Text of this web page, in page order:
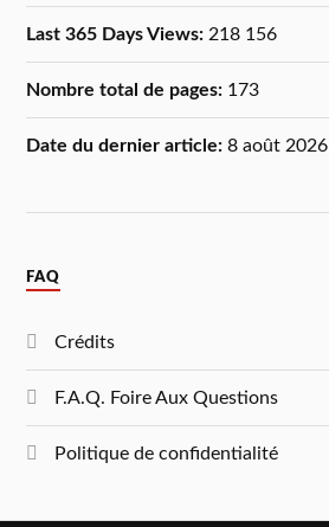
Last 365 Days Views:218 156
Nombre total de pages: 173
Date du dernier article:8 août 2026
FAQ
Crédits
F.A.Q. Foire Aux Questions
Politique de confidentialité